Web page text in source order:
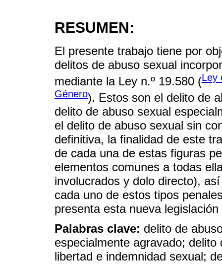
RESUMEN:
El presente trabajo tiene por
delitos de abuso sexual
mediante la Ley n.º 19.580 (Ley
Género). Estos son el delito de
delito de abuso sexual
el delito de abuso sexual sin
definitiva, la finalidad de este
de cada una de estas figuras
elementos comunes a todas
involucrados y dolo directo),
cada uno de estos tipos
presenta esta nueva legislación
Palabras clave: delito de
especialmente agravado;
libertad e indemnidad sexual;